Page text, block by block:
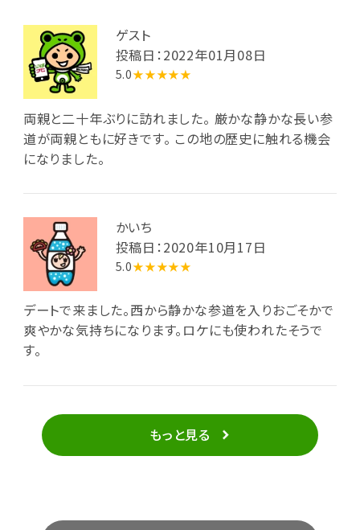
ゲスト
投稿日：2022年01月08日
5.0★★★★★
両親と二十年ぶりに訪れました。 厳かな静かな長い参
道が両親ともに好きです。 この地の歴史に触れる機会
になりました。
かいち
投稿日：2020年10月17日
5.0★★★★★
デートで来ました。西から静かな参道を入りおごそかで
爽やかな気持ちになります。ロケにも使われたそうで
す。
もっと見る